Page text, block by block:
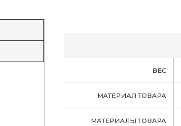
ВЕС
МАТЕРИАЛ ТОВАРА
МАТЕРИАЛЫ ТОВАРА